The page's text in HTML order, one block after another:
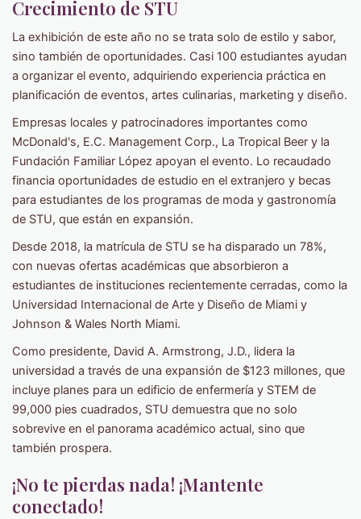
Crecimiento de STU
La exhibición de este año no se trata solo de estilo y sabor,
sino también de oportunidades. Casi 100 estudiantes ayudan
a organizar el evento, adquiriendo experiencia práctica en
planificación de eventos, artes culinarias, marketing y diseño.
Empresas locales y patrocinadores importantes como
McDonald's, E.C. Management Corp., La Tropical Beer y la
Fundación Familiar López apoyan el evento. Lo recaudado
financia oportunidades de estudio en el extranjero y becas
para estudiantes de los programas de moda y gastronomía
de STU, que están en expansión.
Desde 2018, la matrícula de STU se ha disparado un 78%,
con nuevas ofertas académicas que absorbieron a
estudiantes de instituciones recientemente cerradas, como la
Universidad Internacional de Arte y Diseño de Miami y
Johnson & Wales North Miami.
Como presidente, David A. Armstrong, J.D., lidera la
universidad a través de una expansión de $123 millones, que
incluye planes para un edificio de enfermería y STEM de
99,000 pies cuadrados, STU demuestra que no solo
sobrevive en el panorama académico actual, sino que
también prospera.
¡No te pierdas nada! ¡Mantente
conectado!